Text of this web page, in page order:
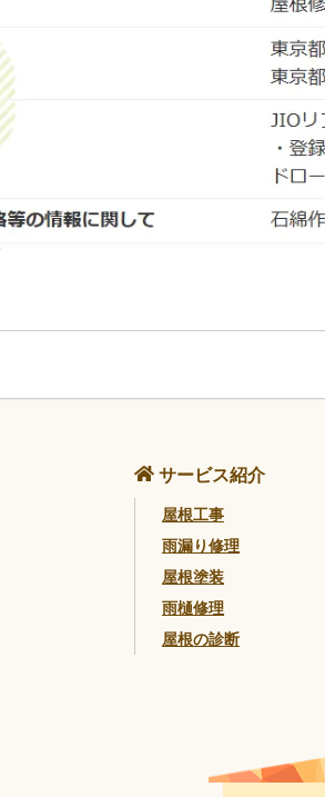
サービス紹介
屋根工事
雨漏り修理
屋根塗装
雨樋修理
屋根の診断